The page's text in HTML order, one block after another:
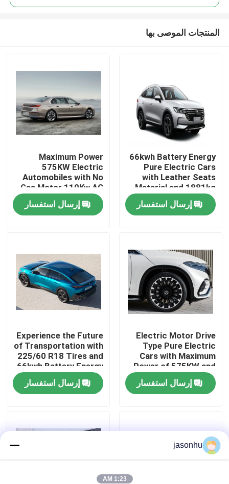
منزل
حول بنا
جولة في المعمل
ضبط الجودة
اتصل بنا
طلب اقتباس
بيور اليكتريك للسيارات
المنتجات الموصى بها
66kwh Battery Energy
Pure Electric Cars
with Leather Seats
Material and 1881kg
Kerb Weight
إرسال استفسار
Maximum Power
575KW Electric
Automobiles with No
Gas Motor 110Kw AC
Synchrounous Electric
Motorإرسال استفسار
Electric Motor Drive
Type Pure Electric
Cars with Maximum
Power of 575KW and
Kerb Weight of
1881kgإرسال استفسار
Experience the Future
of Transportation with
225/60 R18 Tires and
66kwh Battery Energy
Zero Emission Cars
إرسال استفسار
jasonhu
1:23 AM